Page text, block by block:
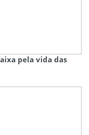
pela vida das